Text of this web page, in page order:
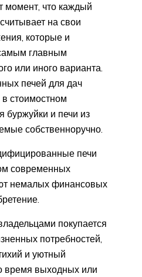
момент, что каждый
на свои
которые и
главным
или иного варианта.
печей для дач
стоимостном
и печи из
собственноручно.
печи
современных
немалых финансовых
покупается
потребностей,
и уютный
время выходных или